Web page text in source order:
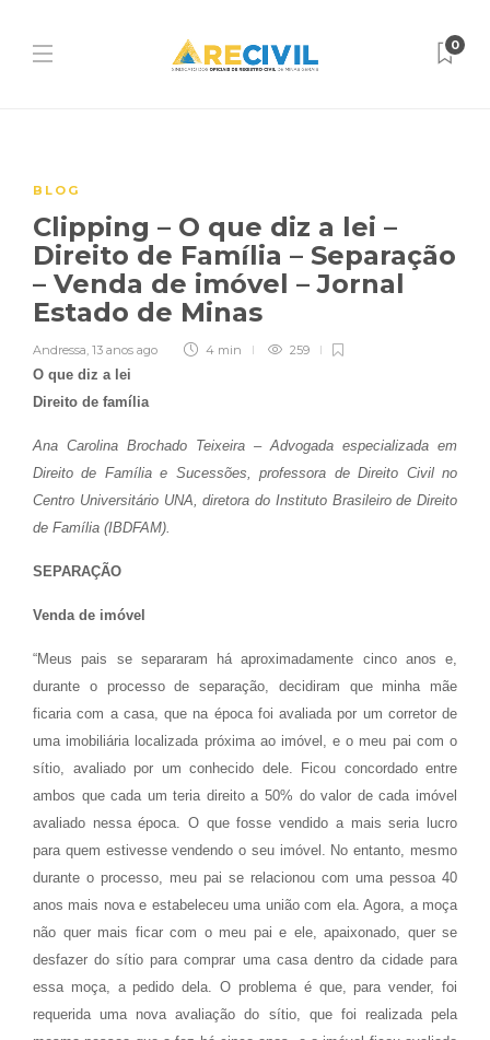
0
BLOG
Clipping – O que diz a lei –
Direito de Família – Separação
– Venda de imóvel – Jornal
Estado de Minas
Andressa, 13 anos ago 4 min 259
O que diz a lei
Direito de família
Ana Carolina Brochado Teixeira – Advogada especializada em
Direito de Família e Sucessões, professora de Direito Civil no
Centro Universitário UNA, diretora do Instituto Brasileiro de Direito
de Família (IBDFAM).
SEPARAÇÃO
Venda de imóvel
“Meus pais se separaram há aproximadamente cinco anos e,
durante o processo de separação, decidiram que minha mãe
ficaria com a casa, que na época foi avaliada por um corretor de
uma imobiliária localizada próxima ao imóvel, e o meu pai com o
sítio, avaliado por um conhecido dele. Ficou concordado entre
ambos que cada um teria direito a 50% do valor de cada imóvel
avaliado nessa época. O que fosse vendido a mais seria lucro
para quem estivesse vendendo o seu imóvel. No entanto, mesmo
durante o processo, meu pai se relacionou com uma pessoa 40
anos mais nova e estabeleceu uma união com ela. Agora, a moça
não quer mais ficar com o meu pai e ele, apaixonado, quer se
desfazer do sítio para comprar uma casa dentro da cidade para
essa moça, a pedido dela. O problema é que, para vender, foi
requerida uma nova avaliação do sítio, que foi realizada pela